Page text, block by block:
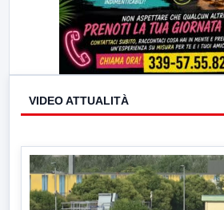
VIDEO ATTUALITÀ